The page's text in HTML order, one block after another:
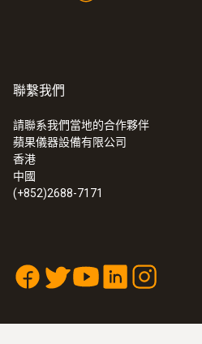
聯繫我們
請聯系我們當地的合作夥伴
蘋果儀器設備有限公司
香港
中國
(+852)2688-7171